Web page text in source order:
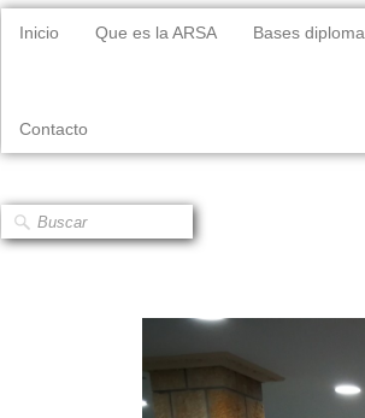
Inicio Que es la ARSA Bases diploma
Contacto